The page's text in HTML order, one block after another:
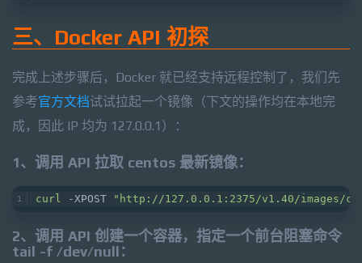
三、Docker API 初探
完成上述步骤后，Docker 就已经支持远程控制了，我们先
参考官方文档试试拉起一个镜像（下文的操作均在本地完
成，因此 IP 均为 127.0.0.1）：
1、调用 API 拉取 centos 最新镜像：
curl -XPOST "http://127.0.0.1:2375/v1.40/images/
2、调用 API 创建一个容器，指定一个前台阻塞命令
tail -f /dev/null：